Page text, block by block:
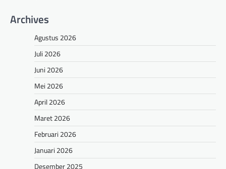
Archives
Agustus 2026
Juli 2026
Juni 2026
Mei 2026
April 2026
Maret 2026
Februari 2026
Januari 2026
Desember 2025